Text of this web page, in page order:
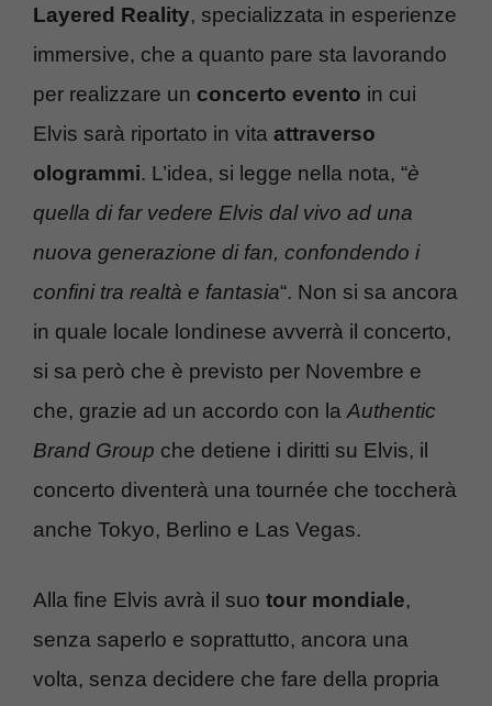
Layered Reality, specializzata in esperienze
immersive, che a quanto pare sta lavorando
per realizzare un concerto evento in cui
Elvis sarà riportato in vita attraverso
ologrammi. L’idea, si legge nella nota, “è
quella di far vedere Elvis dal vivo ad una
nuova generazione di fan, confondendo i
confini tra realtà e fantasia“. Non si sa ancora
in quale locale londinese avverrà il concerto,
si sa però che è previsto per Novembre e
che, grazie ad un accordo con la Authentic
Brand Group che detiene i diritti su Elvis, il
concerto diventerà una tournée che toccherà
anche Tokyo, Berlino e Las Vegas.
Alla fine Elvis avrà il suo tour mondiale,
senza saperlo e soprattutto, ancora una
volta, senza decidere che fare della propria